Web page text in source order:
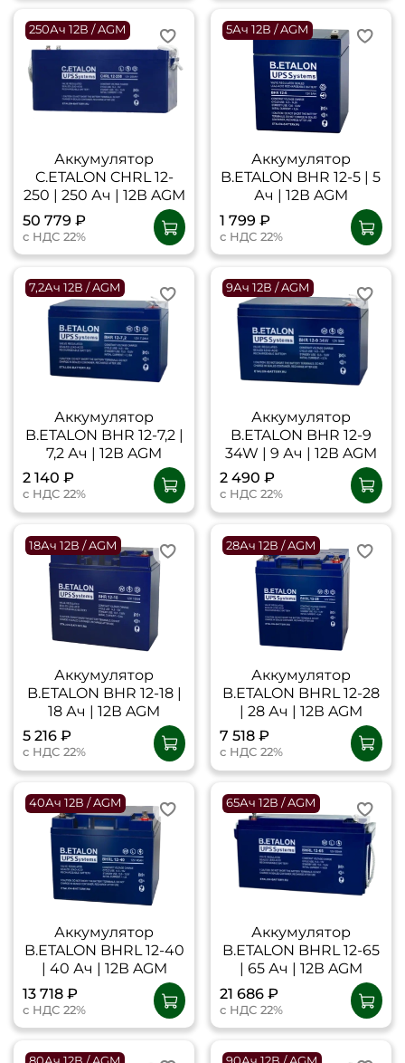
250Ач 12В / AGM
Аккумулятор
C.ETALON CHRL 12-
250 | 250 Ач | 12В AGM
50 779 ₽
с НДС 22%
5Ач 12В / AGM
Аккумулятор
B.ETALON BHR 12-5 | 5
Ач | 12В AGM
1 799 ₽
с НДС 22%
7,2Ач 12В / AGM
Аккумулятор
B.ETALON BHR 12-7,2 |
7,2 Ач | 12В AGM
2 140 ₽
с НДС 22%
9Ач 12В / AGM
Аккумулятор
B.ETALON BHR 12-9
34W | 9 Ач | 12В AGM
2 490 ₽
с НДС 22%
18Ач 12В / AGM
Аккумулятор
B.ETALON BHR 12-18 |
18 Ач | 12В AGM
5 216 ₽
с НДС 22%
28Ач 12В / AGM
Аккумулятор
B.ETALON BHRL 12-28
| 28 Ач | 12В AGM
7 518 ₽
с НДС 22%
40Ач 12В / AGM
Аккумулятор
B.ETALON BHRL 12-40
| 40 Ач | 12В AGM
13 718 ₽
с НДС 22%
65Ач 12В / AGM
Аккумулятор
B.ETALON BHRL 12-65
| 65 Ач | 12В AGM
21 686 ₽
с НДС 22%